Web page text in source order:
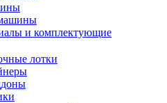
и комплектующие
лотки